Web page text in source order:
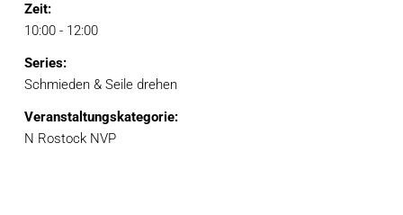
Zeit:
10:00 - 12:00
Series:
Schmieden & Seile drehen
Veranstaltungskategorie:
N Rostock NVP